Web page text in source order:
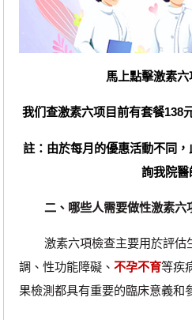
馬上點擊激素
我们查激素六项目前有套餐138
註：由於每月的優惠活動不同
詢我院醫
二、哪些人需要做性激素六
激素六項檢查主要用於評估
調、性功能障礙、 不孕不育等疾
果檢測都具有重要的臨床意義和